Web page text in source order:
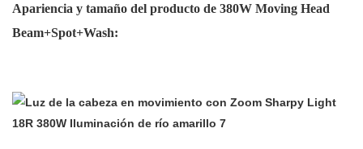
Apariencia y tamaño del producto de 380W Moving Head
Beam+Spot+Wash: